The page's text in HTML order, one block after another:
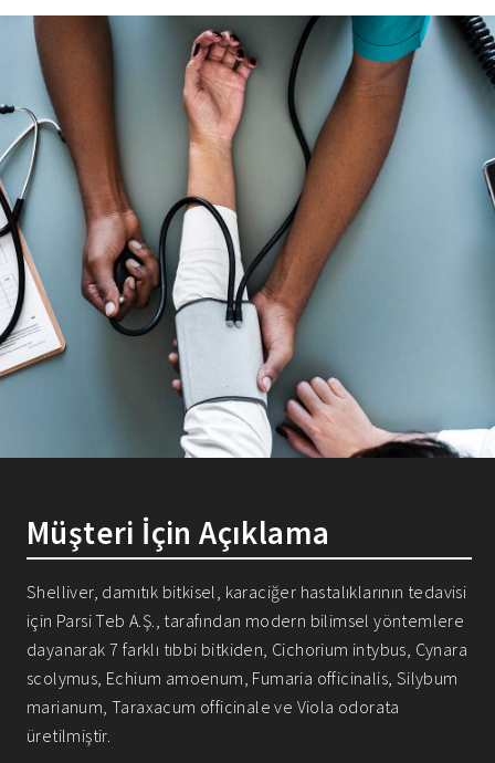
Müşteri İçin Açıklama
Shelliver, damıtık bitkisel, karaciğer hastalıklarının tedavisi
için Parsi Teb A.Ş., tarafından modern bilimsel yöntemlere
dayanarak 7 farklı tıbbi bitkiden, Cichorium intybus, Cynara
scolymus, Echium amoenum, Fumaria officinalis, Silybum
marianum, Taraxacum officinale ve Viola odorata
üretilmiştir.